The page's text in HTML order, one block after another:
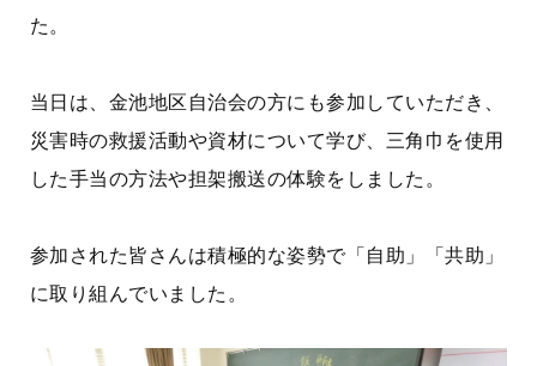
た。
当日は、金池地区自治会の方にも参加していただき、
災害時の救援活動や資材について学び、三角巾を使用
した手当の方法や担架搬送の体験をしました。
参加された皆さんは積極的な姿勢で「自助」「共助」
に取り組んでいました。